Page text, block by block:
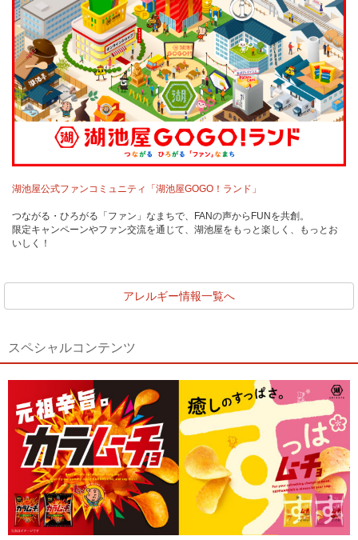
湖池屋公式ファンコミュニティ 「湖池屋GOGO！ランド」
つながる・ひろがる「ファン」なまちで、FANの声からFUNを共創。
限定キャンペーンやファン交流を通じて、湖池屋をもっと楽しく、もっとお
いしく！
アレルギー情報一覧へ
スペシャルコンテンツ